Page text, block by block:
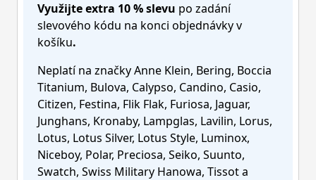
Využijte extra 10 % slevu po zadání
slevového kódu na konci objednávky v
košíku.
Neplatí na značky Anne Klein, Bering, Boccia
Titanium, Bulova, Calypso, Candino, Casio,
Citizen, Festina, Flik Flak, Furiosa, Jaguar,
Junghans, Kronaby, Lampglas, Lavilin, Lorus,
Lotus, Lotus Silver, Lotus Style, Luminox,
Niceboy, Polar, Preciosa, Seiko, Suunto,
Swatch, Swiss Military Hanowa, Tissot a